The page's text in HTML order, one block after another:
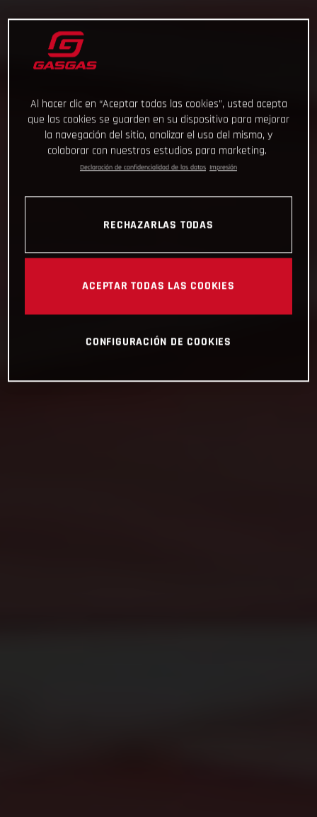
Al hacer clic en “Aceptar todas las cookies”, usted acepta
que las cookies se guarden en su dispositivo para mejorar
la navegación del sitio, analizar el uso del mismo, y
colaborar con nuestros estudios para marketing.
Declaración de confidencialidad de los datos Impresión
RECHAZARLAS TODAS
ACEPTAR TODAS LAS COOKIES
CONFIGURACIÓN DE COOKIES